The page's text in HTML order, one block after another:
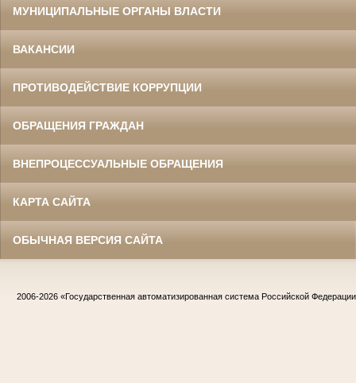
МУНИЦИПАЛЬНЫЕ ОРГАНЫ ВЛАСТИ
ВАКАНСИИ
ПРОТИВОДЕЙСТВИЕ КОРРУПЦИИ
ОБРАЩЕНИЯ ГРАЖДАН
ВНЕПРОЦЕССУАЛЬНЫЕ ОБРАЩЕНИЯ
КАРТА САЙТА
ОБЫЧНАЯ ВЕРСИЯ САЙТА
2006-2026 «Государственная автоматизированная система Российской